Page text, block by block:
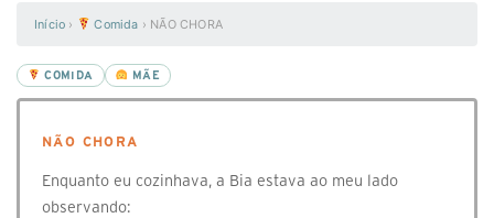
Início › Comida › NÃO CHORA
COMIDA MÃE
NÃO CHORA
Enquanto eu cozinhava, a Bia estava ao meu lado
observando: